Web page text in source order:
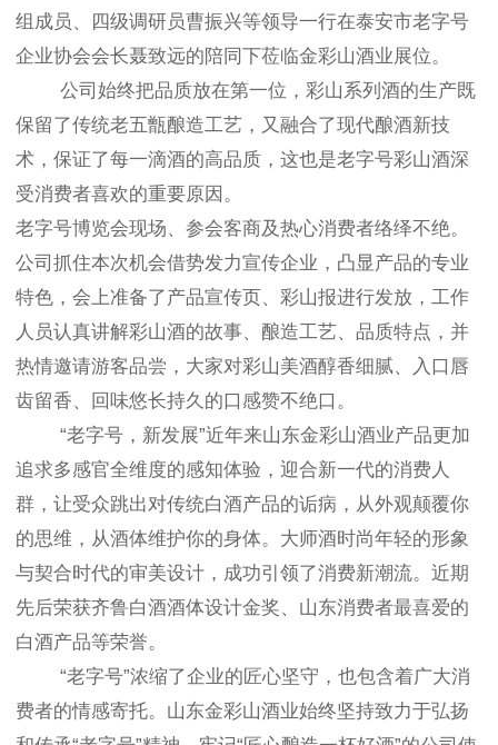
组成员、四级调研员曹振兴等领导一行在泰安市老字号
企业协会会长聂致远的陪同下莅临金彩山酒业展位。
公司始终把品质放在第一位，彩山系列酒的生产既
保留了传统老五甑酿造工艺，又融合了现代酿酒新技
术，保证了每一滴酒的高品质，这也是老字号彩山酒深
受消费者喜欢的重要原因。
老字号博览会现场、参会客商及热心消费者络绎不绝。
公司抓住本次机会借势发力宣传企业，凸显产品的专业
特色，会上准备了产品宣传页、彩山报进行发放，工作
人员认真讲解彩山酒的故事、酿造工艺、品质特点，并
热情邀请游客品尝，大家对彩山美酒醇香细腻、入口唇
齿留香、回味悠长持久的口感赞不绝口。
“老字号，新发展”近年来山东金彩山酒业产品更加
追求多感官全维度的感知体验，迎合新一代的消费人
群，让受众跳出对传统白酒产品的诟病，从外观颠覆你
的思维，从酒体维护你的身体。大师酒时尚年轻的形象
与契合时代的审美设计，成功引领了消费新潮流。近期
先后荣获齐鲁白酒酒体设计金奖、山东消费者最喜爱的
白酒产品等荣誉。
“老字号”浓缩了企业的匠心坚守，也包含着广大消
费者的情感寄托。山东金彩山酒业始终坚持致力于弘扬